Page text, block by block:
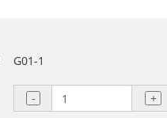
G01-1